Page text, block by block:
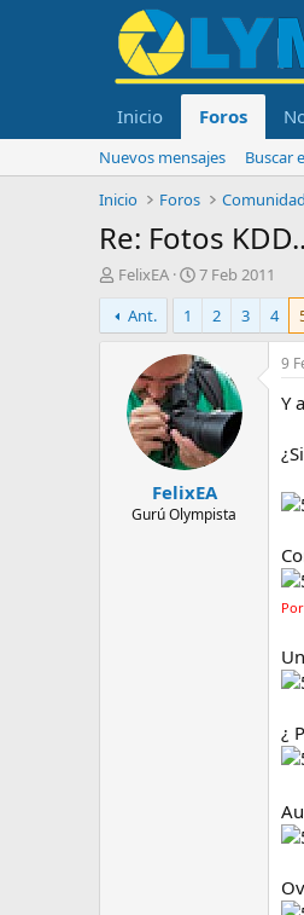
Inicio Foros
Nuevos mensajes
Buscar
Inicio
Foros Comunidad
Re: Fotos
I
n
i
c
FelixEA
F
e
h
a
d
e
i
n
i
c
i
7 Feb 2011
Ant.
1 2 3 4
FelixEA
Gurú Olympista
9
Y
¿